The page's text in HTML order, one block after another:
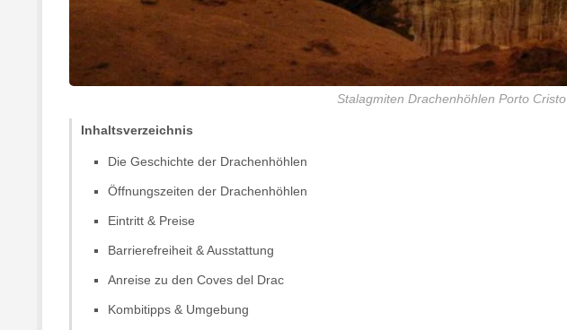
Stalagmiten Drachenhöhlen Porto Cristo
Inhaltsverzeichnis
Die Geschichte der Drachenhöhlen
Öffnungszeiten der Drachenhöhlen
Eintritt & Preise
Barrierefreiheit & Ausstattung
Anreise zu den Coves del Drac
Kombitipps & Umgebung